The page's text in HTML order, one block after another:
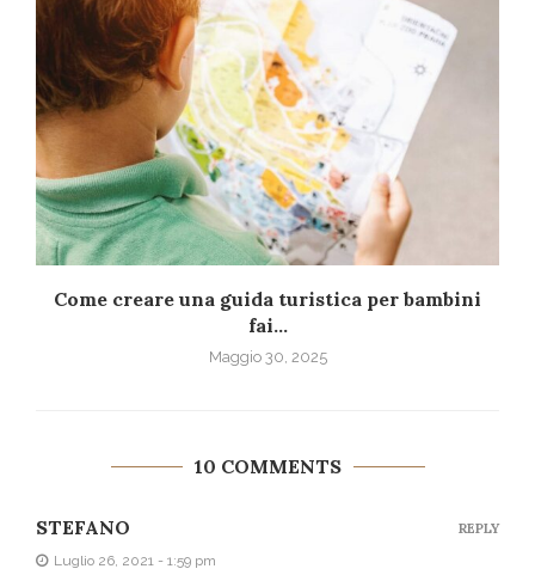
Come creare una guida turistica per bambini
fai...
Maggio 30, 2025
10 COMMENTS
STEFANO
Luglio 26, 2021 - 1:59 pm
REPLY